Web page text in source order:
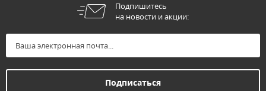
Подпишитесь
на новости и акции: